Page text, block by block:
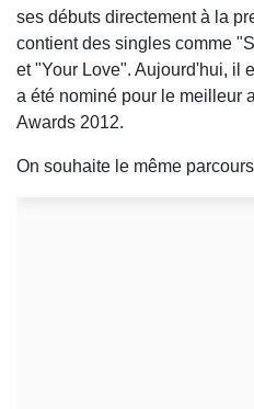
ses débuts directement à la
contient des singles comme
et "Your Love". Aujourd'hui, il
a été nominé pour le meilleur
Awards 2012.
On souhaite le même